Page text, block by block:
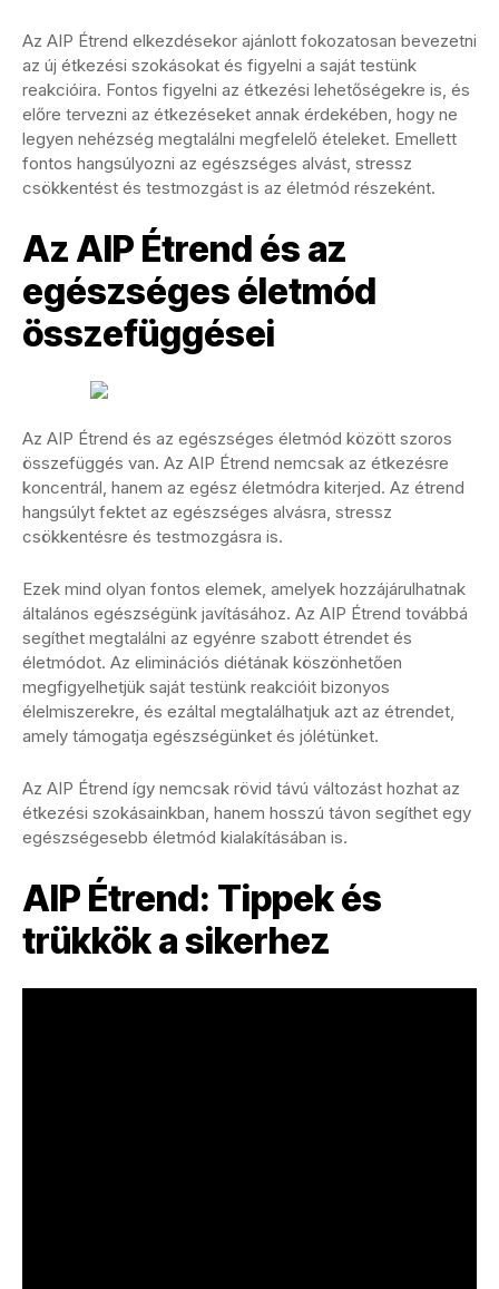
Az AIP Étrend elkezdésekor ajánlott fokozatosan bevezetni
az új étkezési szokásokat és figyelni a saját testünk
reakcióira. Fontos figyelni az étkezési lehetőségekre is, és
előre tervezni az étkezéseket annak érdekében, hogy ne
legyen nehézség megtalálni megfelelő ételeket. Emellett
fontos hangsúlyozni az egészséges alvást, stressz
csökkentést és testmozgást is az életmód részeként.
Az AIP Étrend és az
egészséges életmód
összefüggései
Az AIP Étrend és az egészséges életmód között szoros
összefüggés van. Az AIP Étrend nemcsak az étkezésre
koncentrál, hanem az egész életmódra kiterjed. Az étrend
hangsúlyt fektet az egészséges alvásra, stressz
csökkentésre és testmozgásra is.
Ezek mind olyan fontos elemek, amelyek hozzájárulhatnak
általános egészségünk javításához. Az AIP Étrend továbbá
segíthet megtalálni az egyénre szabott étrendet és
életmódot. Az eliminációs diétának köszönhetően
megfigyelhetjük saját testünk reakcióit bizonyos
élelmiszerekre, és ezáltal megtalálhatjuk azt az étrendet,
amely támogatja egészségünket és jólétünket.
Az AIP Étrend így nemcsak rövid távú változást hozhat az
étkezési szokásainkban, hanem hosszú távon segíthet egy
egészségesebb életmód kialakításában is.
AIP Étrend: Tippek és
trükkök a sikerhez